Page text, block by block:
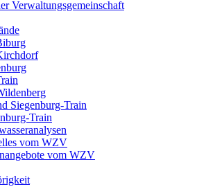
Verwaltungsgemeinschaft
Siegenburg-Train
Train
vom WZV
vom WZV